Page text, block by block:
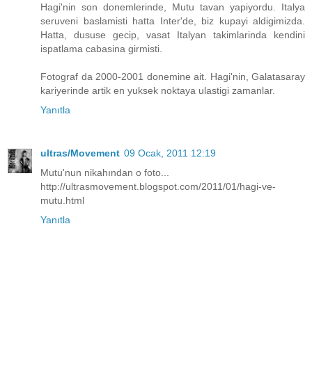
Hagi'nin son donemlerinde, Mutu tavan yapiyordu. Italya
seruveni baslamisti hatta Inter'de, biz kupayi aldigimizda.
Hatta, dususe gecip, vasat Italyan takimlarinda kendini
ispatlama cabasina girmisti.
Fotograf da 2000-2001 donemine ait. Hagi'nin, Galatasaray
kariyerinde artik en yuksek noktaya ulastigi zamanlar.
Yanıtla
ultras/Movement 09 Ocak, 2011 12:19
Mutu'nun nikahından o foto...
http://ultrasmovement.blogspot.com/2011/01/hagi-ve-
mutu.html
Yanıtla